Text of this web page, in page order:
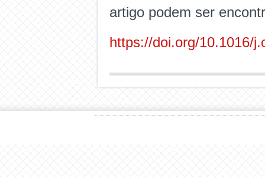
artigo podem ser
https://doi.org/10.1016/